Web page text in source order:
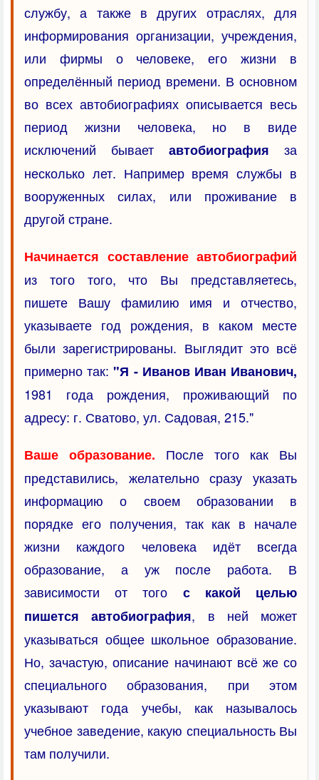
службу, а также в других отраслях, для
информирования организации, учреждения,
или фирмы о человеке, его жизни в
определённый период времени. В основном
во всех автобиографиях описывается весь
период жизни человека, но в виде
исключений бывает автобиография за
несколько лет. Например время службы в
вооруженных силах, или проживание в
другой стране.
Начинается составление автобиографий
из того того, что Вы представляетесь,
пишете Вашу фамилию имя и отчество,
указываете год рождения, в каком месте
были зарегистрированы. Выглядит это всё
примерно так: "Я - Иванов Иван Иванович,
1981 года рождения, проживающий по
адресу: г. Сватово, ул. Садовая, 215."
Ваше образование. После того как Вы
представились, желательно сразу указать
информацию о своем образовании в
порядке его получения, так как в начале
жизни каждого человека идёт всегда
образование, а уж после работа. В
зависимости от того с какой целью
пишется автобиография, в ней может
указываться общее школьное образование.
Но, зачастую, описание начинают всё же со
специального образования, при этом
указывают года учебы, как называлось
учебное заведение, какую специальность Вы
там получили.